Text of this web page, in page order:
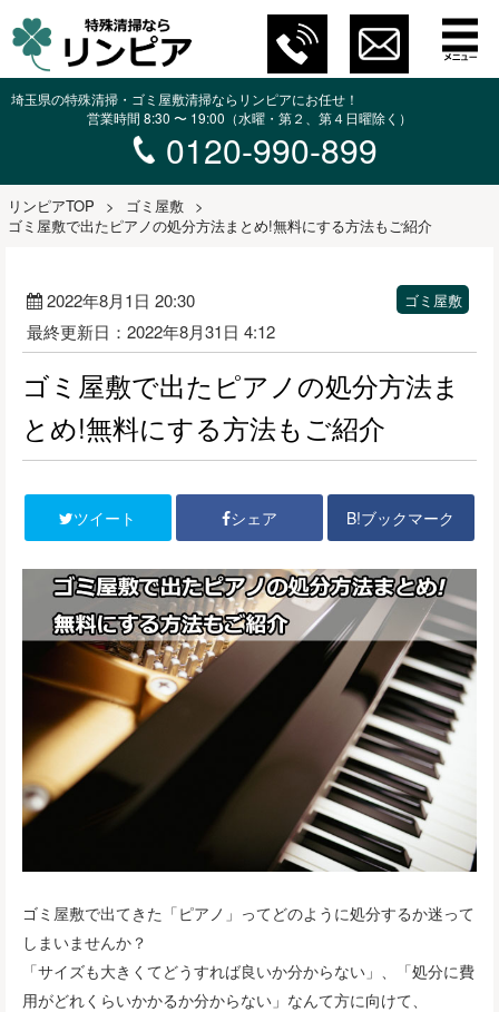
埼玉県の特殊清掃・ゴミ屋敷清掃ならリンピアにお任せ！
営業時間 8:30 〜 19:00（水曜・第２、第４日曜除く）
0120-990-899
リンピアTOP > ゴミ屋敷 >
ゴミ屋敷で出たピアノの処分方法まとめ!無料にする方法もご紹介
2022年8月1日 20:30
最終更新日：2022年8月31日 4:12
ゴミ屋敷
ゴミ屋敷で出たピアノの処分方法ま
とめ!無料にする方法もご紹介
ツイート シェア B!ブックマーク
ゴミ屋敷で出てきた「ピアノ」ってどのように処分するか迷って
しまいませんか？
「サイズも大きくてどうすれば良いか分からない」、「処分に費
用がどれくらいかかるか分からない」なんて方に向けて、